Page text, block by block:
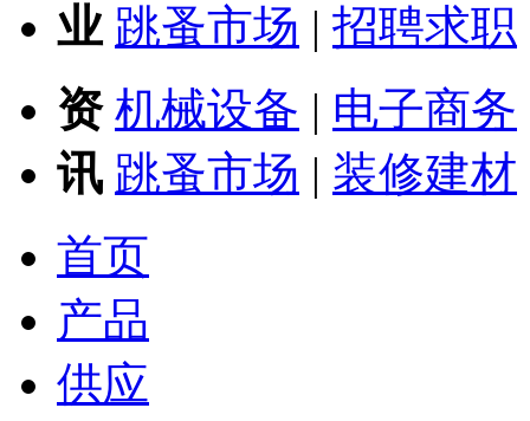
业 跳蚤市场 | 招聘求职
资 机械设备 | 电子商务
讯 跳蚤市场 | 装修建材
首页
产品
供应